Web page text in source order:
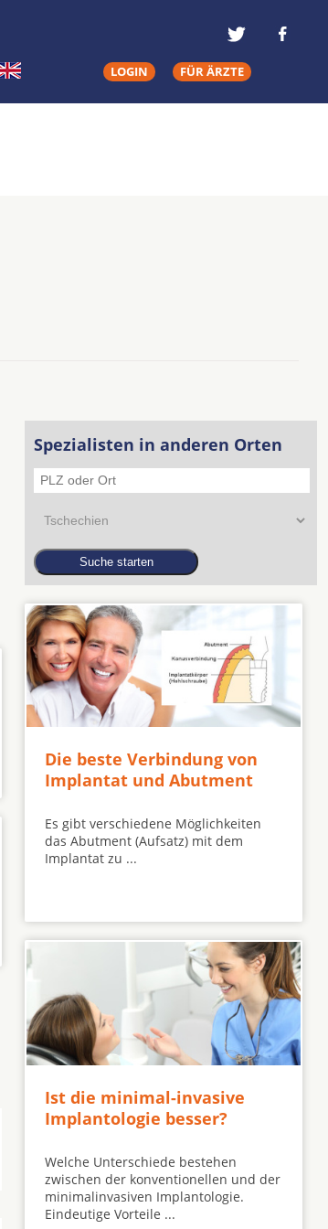
LOGIN FÜR ÄRZTE
Spezialisten in anderen Orten
Die beste Verbindung von
Implantat und Abutment
Es gibt verschiedene Möglichkeiten
das Abutment (Aufsatz) mit dem
Implantat zu ...
Ist die minimal-invasive
Implantologie besser?
Welche Unterschiede bestehen
zwischen der konventionellen und der
minimalinvasiven Implantologie.
Eindeutige Vorteile ...